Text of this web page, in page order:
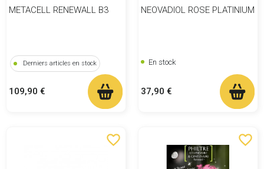
METACELL RENEWALL B3
Derniers articles en stock
Prix
109,90 €
NEOVADIOL ROSE PLATINIUM
En stock
Prix
37,90 €
favorite_border favorite_border